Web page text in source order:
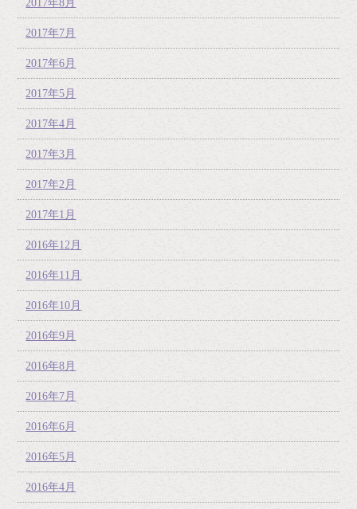
2017年8月
2017年7月
2017年6月
2017年5月
2017年4月
2017年3月
2017年2月
2017年1月
2016年12月
2016年11月
2016年10月
2016年9月
2016年8月
2016年7月
2016年6月
2016年5月
2016年4月